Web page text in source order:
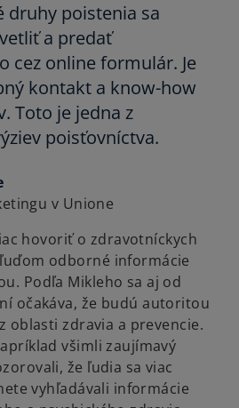
druhy poistenia sa
a predať
cez online formulár. Je
kontakt a know-how
Toto je jedna z
poisťovníctva.
v Unione
hovoriť o zdravotníckych
odborné informácie
Podľa Mikleho sa aj od
očakáva, že budú autoritou
oblasti zdravia a prevencie.
všimli zaujímavý
že ľudia sa viac
vyhľadávali informácie